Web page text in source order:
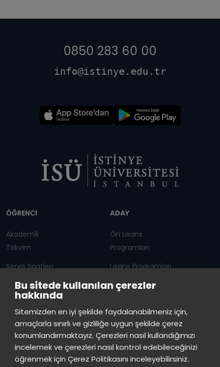
Bu sitede kullanılan çerezler
hakkında
Sitemizden en iyi şekilde faydalanabilmeniz için,
amaçlarla sınırlı ve gizliliğe uygun şekilde çerez
konumlandırmaktayız. Çerezleri nasıl kullandığımızı
incelemek ve çerezleri nasıl kontrol edebileceğinizi
öğrenmek için Çerez Politikasını inceleyebilirsiniz.
0850 283 60 00
info@istinye.edu.tr
ÖĞRENCİ
Akademik
Takvim
Servis Saatleri
Duyurular
ADAY
Ön Lisans
Programları
Lisans Programları
Lisansüstü
İSTİNYE
Basın
Kiti
İhaleler İstinye Post Kampüslerimiz
çevrimiçi
İstinye Üniversitesi
Merhaba! Size nasıl yardımcı